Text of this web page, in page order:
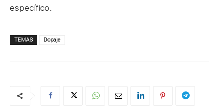
específico.
TEMAS Dopaje